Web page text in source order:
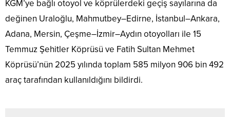
KGM’ye bağlı otoyol ve köprülerdeki geçiş sayılarına da
değinen Uraloğlu, Mahmutbey–Edirne, İstanbul–Ankara,
Adana, Mersin, Çeşme–İzmir–Aydın otoyolları ile 15
Temmuz Şehitler Köprüsü ve Fatih Sultan Mehmet
Köprüsü’nün 2025 yılında toplam 585 milyon 906 bin 492
araç tarafından kullanıldığını bildirdi.